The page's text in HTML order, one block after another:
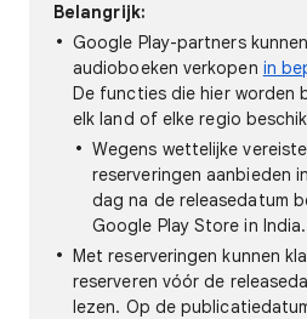
Belangrijk:
Google Play-partners
audioboeken verkopen in
De functies die hier worden
elk land of elke regio
Wegens wettelijke
reserveringen aanbieden
dag na de releasedatum
Google Play Store in India.
Met reserveringen kunnen
reserveren vóór de
lezen. Op de